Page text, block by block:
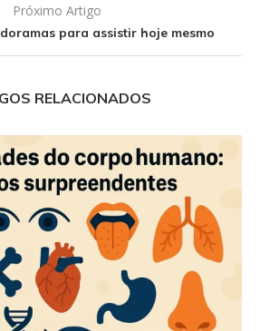
Próximo Artigo
para assistir hoje mesmo
RELACIONADOS